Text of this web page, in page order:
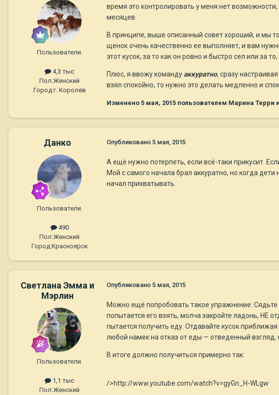
Пользователи.
4,3 тыс
Пол:Женский
Город:г. Королёв
время это контролировать у меня нет
месяцев.
В принципе, выше описанный совет хороший, и мы
щенок очень качественно ее выполняет, и вам
этот кусок, за то как он ровно и быстро сел или за
Плюс, я ввожу команду аккуратно,сразу
взял спокойно, то нужно это делать медленно и
Изменено 5 мая, 2015 пользователем Марина Терри
Данко
Пользователи.
490
Пол:Женский
Город:Красноярск
Опубликовано 5 мая, 2015
А ещё нужно потерпеть, если всё-таки прикусит.
Мой с самого начала брал аккуратно, но когда
начал прихватывать.
Светлана Эмма и
Мэрлин
Пользователи.
1,1 тыс
Пол:Женский
Опубликовано 5 мая, 2015
Можно ещё попробовать такое упражнение: Сядьте
попытается его взять, молча закройте ладонь, НЕ
пытается получить еду. Отдавайте кусок
любой намек на отказ от еды — отведенный взгляд,
В итоге должно получиться примерно так:
/>http://www.youtube.com/watch?v=gyGn_H-WLgw